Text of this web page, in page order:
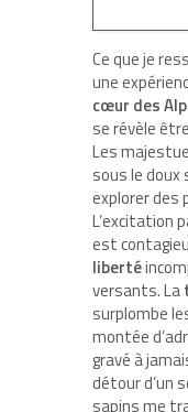
Ce que je
une
cœur des
se révèle
Les
sous le doux
explorer des
L’excitation
est
liberté
versants. La
surplombe
montée
gravé à
détour d’un
sapins me